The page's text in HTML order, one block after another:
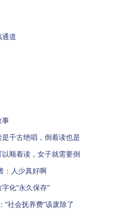
道
事
千古绝唱，倒着读也是
顺着读，女子就需要倒
：人少真好啊
化“永久保存”
社会抚养费”该废除了